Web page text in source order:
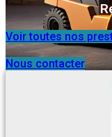
Voir toutes nos
Nous contacter